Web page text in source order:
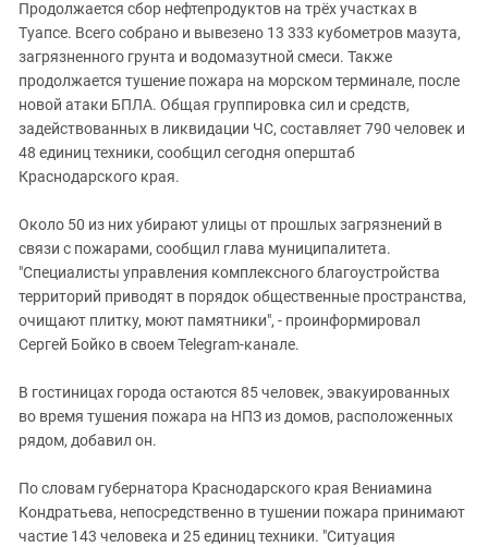
Продолжается сбор нефтепродуктов на трёх участках в
Туапсе. Всего собрано и вывезено 13 333 кубометров мазута,
загрязненного грунта и водомазутной смеси. Также
продолжается тушение пожара на морском терминале, после
новой атаки БПЛА. Общая группировка сил и средств,
задействованных в ликвидации ЧС, составляет 790 человек и
48 единиц техники, сообщил сегодня оперштаб
Краснодарского края.
Около 50 из них убирают улицы от прошлых загрязнений в
связи с пожарами, сообщил глава муниципалитета.
"Специалисты управления комплексного благоустройства
территорий приводят в порядок общественные пространства,
очищают плитку, моют памятники", - проинформировал
Сергей Бойко в своем Telegram-канале.
В гостиницах города остаются 85 человек, эвакуированных
во время тушения пожара на НПЗ из домов, расположенных
рядом, добавил он.
По словам губернатора Краснодарского края Вениамина
Кондратьева, непосредственно в тушении пожара принимают
частие 143 человека и 25 единиц техники. "Ситуация